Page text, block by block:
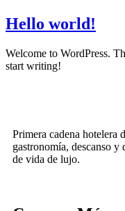
Hello world!
Welcome to WordPress.
start writing!
Primera cadena hotelera
gastronomía, descanso
de vida de lujo.